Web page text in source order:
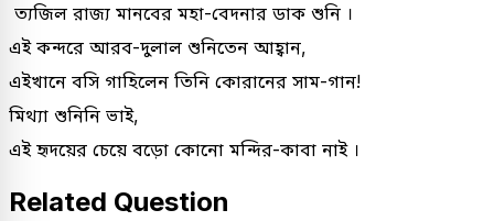
ত্যজিল রাজ্য মানবের মহা-বেদনার ডাক শুনি ।
এই কন্দরে আরব-দুলাল শুনিতেন আহ্বান,
এইখানে বসি গাহিলেন তিনি কোরানের সাম-গান!
মিথ্যা শুনিনি ভাই,
এই হৃদয়ের চেয়ে বড়ো কোনো মন্দির-কাবা নাই ।
Related Question